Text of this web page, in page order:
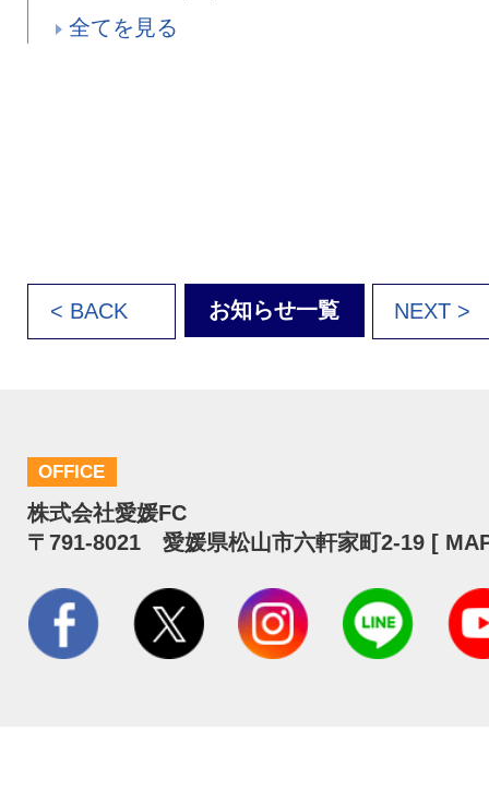
全てを見る
< BACK お知らせ一覧 NEXT >
OFFICE
株式会社愛媛FC
〒791-8021 愛媛県松山市六軒家町2-19 [